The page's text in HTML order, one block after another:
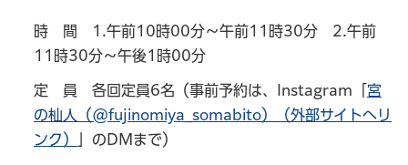
時 間 1.午前10時00分～午前11時30分 2.午前
11時30分～午後1時00分
定 員 各回定員6名（事前予約は、Instagram「 宮
の杣人（@fujinomiya_somabito）（外部サイトへリ
ンク）
」のDMまで）